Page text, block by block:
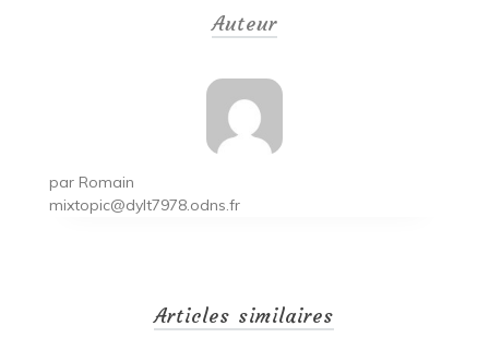
Auteur
par Romain
mixtopic@dylt7978.odns.fr
Articles similaires